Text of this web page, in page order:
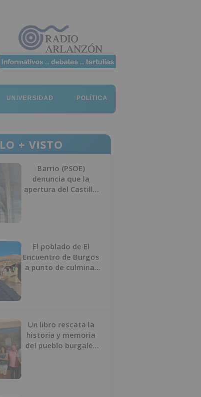
UNIVERSIDAD POLÍTICA
LO + VISTO
Barrio (PSOE)
denuncia que la
apertura del Castillo
El poblado de El
Encuentro de Burgos
a punto de culminar
Un libro rescata la
historia y memoria
del pueblo burgalés